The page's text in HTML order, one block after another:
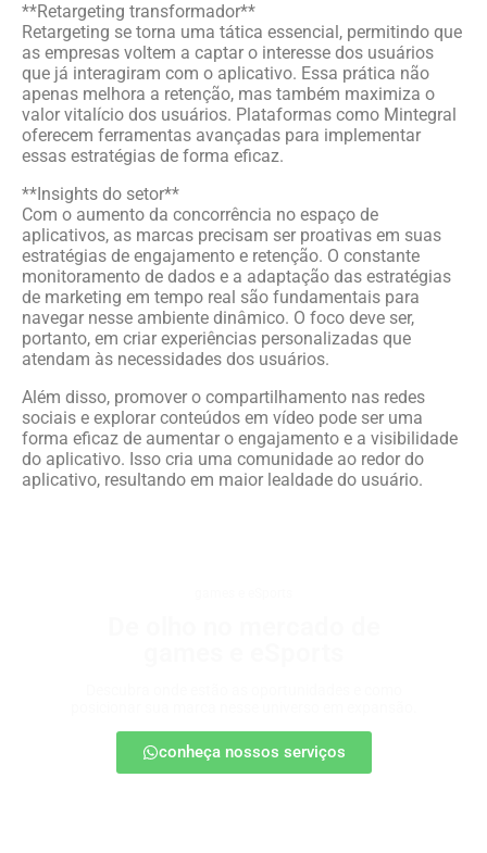
**Retargeting transformador**
Retargeting se torna uma tática essencial, permitindo que
as empresas voltem a captar o interesse dos usuários
que já interagiram com o aplicativo. Essa prática não
apenas melhora a retenção, mas também maximiza o
valor vitalício dos usuários. Plataformas como Mintegral
oferecem ferramentas avançadas para implementar
essas estratégias de forma eficaz.
**Insights do setor**
Com o aumento da concorrência no espaço de
aplicativos, as marcas precisam ser proativas em suas
estratégias de engajamento e retenção. O constante
monitoramento de dados e a adaptação das estratégias
de marketing em tempo real são fundamentais para
navegar nesse ambiente dinâmico. O foco deve ser,
portanto, em criar experiências personalizadas que
atendam às necessidades dos usuários.
Além disso, promover o compartilhamento nas redes
sociais e explorar conteúdos em vídeo pode ser uma
forma eficaz de aumentar o engajamento e a visibilidade
do aplicativo. Isso cria uma comunidade ao redor do
aplicativo, resultando em maior lealdade do usuário.
conheça nossos serviços